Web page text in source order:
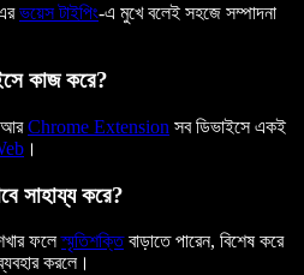
ভয়েস টাইপিং-এ মুখে বলেই সহজে সম্পাদনা
কাজ করে?
আরChrome Extension সব ডিভাইসে একই
।
সাহায্য করে?
ফলেস্মৃতিশক্তিবাড়াতে পারেন, বিশেষ করে
করলে।